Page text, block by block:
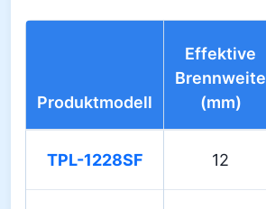
Produktmodell
Effektive
Brennweite
(mm)
TPL-1228SF 12